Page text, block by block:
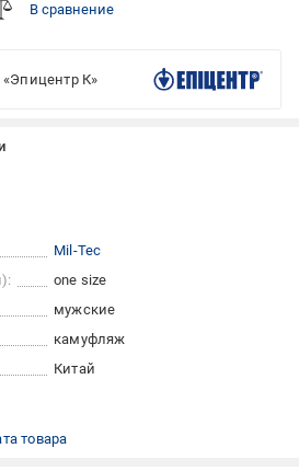
В сравнение
К»
Mil-Tec
one size
мужские
камуфляж
Китай
товара